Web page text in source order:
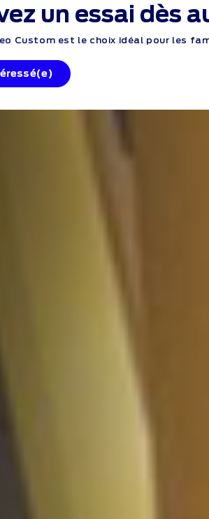
un essai dès
Custom est le choix idéal pour les